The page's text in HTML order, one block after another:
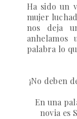
Ha sido un
mujer
nos deja
palabra lo
¡No deben
En una
novia es